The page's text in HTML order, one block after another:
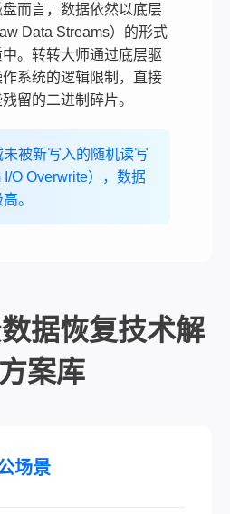
而言，数据依然以底层
Data Streams）的形式
。转转大师通过底层驱
系统的逻辑限制，直接
留的二进制碎片。
被新写入的随机读写
O Overwrite），数据
。
据恢复技术解
案库
场景